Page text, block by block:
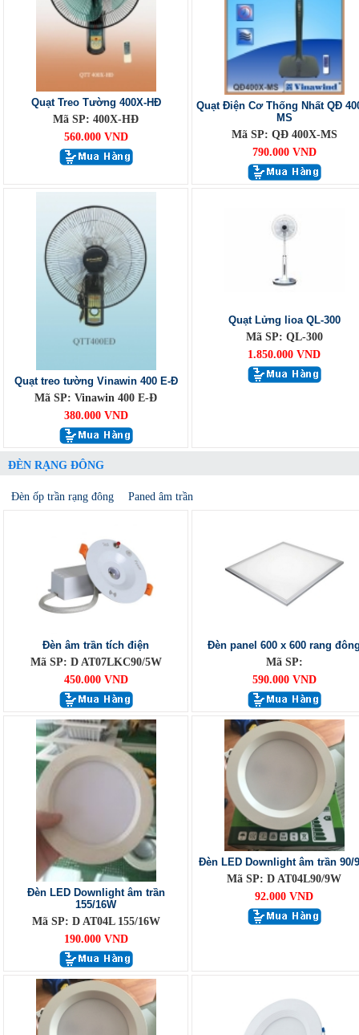
Quạt Treo Tường 400X-HĐ
Mã SP: 400X-HĐ
560.000 VND
Quạt Điện Cơ Thống Nhất QĐ
MS
Mã SP: QĐ 400X-MS
790.000 VND
Quạt treo tường Vinawin 400 E-Đ
Mã SP: Vinawin 400 E-Đ
380.000 VND
Quạt Lửng lioa QL-300
Mã SP: QL-300
1.850.000 VND
ĐÈN RẠNG ĐÔNG
Đèn ốp trần rạng đông Paned âm trần
Đèn âm trần tích điện
Mã SP: D AT07LKC90/5W
450.000 VND
Đèn panel 600 x 600 rang
Mã SP:
590.000 VND
Đèn LED Downlight âm trần
155/16W
Mã SP: D AT04L 155/16W
190.000 VND
Đèn LED Downlight âm trần 90/
Mã SP: D AT04L90/9W
92.000 VND